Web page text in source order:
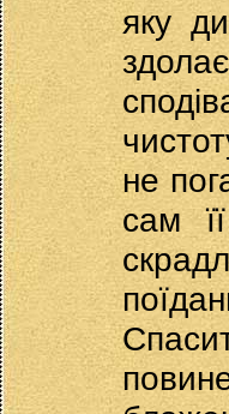
яку
не
сам